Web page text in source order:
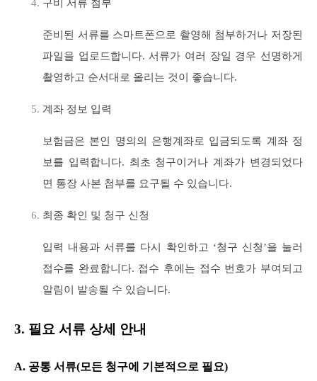
구비 서류 첨부
준비된 서류를 스마트폰으로 촬영해 첨부하거나 저장된
파일을 업로드합니다. 서류가 여러 장일 경우 선명하게
촬영하고 순서대로 올리는 것이 좋습니다.
계좌 정보 입력
보험금은 본인 명의의 은행계좌로 입금되도록 계좌 정
보를 입력합니다. 최초 청구이거나 계좌가 변경되었다
면 통장 사본 첨부를 요구될 수 있습니다.
최종 확인 및 청구 신청
입력 내용과 서류를 다시 확인하고 ‘청구 신청’을 눌러
접수를 완료합니다. 접수 후에는 접수 번호가 부여되고
알림이 발송될 수 있습니다.
3. 필요 서류 상세 안내
A. 공통 서류(모든 청구에 기본적으로 필요)